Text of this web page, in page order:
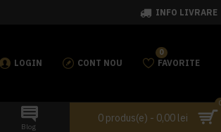
INFO LIVRARE
LOGIN CONT NOU FAVORITE
0
Blog
0 produs(e) - 0,00 lei